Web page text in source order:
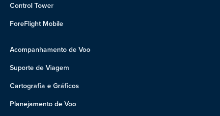
Control Tower
ForeFlight Mobile
Acompanhamento de Voo
Suporte de Viagem
Cartografia e Gráficos
Planejamento de Voo